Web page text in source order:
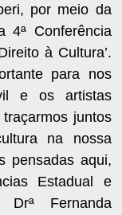
por meio da
4ª Conferência
à Cultura’.
para nos
e os artistas
juntos
na nossa
pensadas aqui,
Estadual e
Drª Fernanda